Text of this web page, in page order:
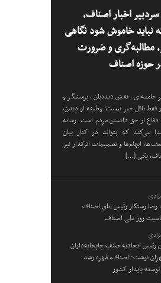
اخبار اصناف،
خاموش شود نگاهی
مطالبه‌گری و ضرورت
حوزه اصناف
جامعه‌ای، نقش دیده‌بان، پرسشگر و
فقط ناقل خبر نیست؛ وظیفه او دیدن،
از حق دانستن مردم است. رسانه
می‌کند که بتواند در کنار بیان
ابهام‌ها و تصمیمات اثرگذار نیز
یکی […]
رضا رستگار رئیس اتاق اصناف
روز ملی اصناف
رئیس اتحادیه صنف چاپخانه‌داران
نوشت: اصناف، مُهره رشد
پایدار کشور